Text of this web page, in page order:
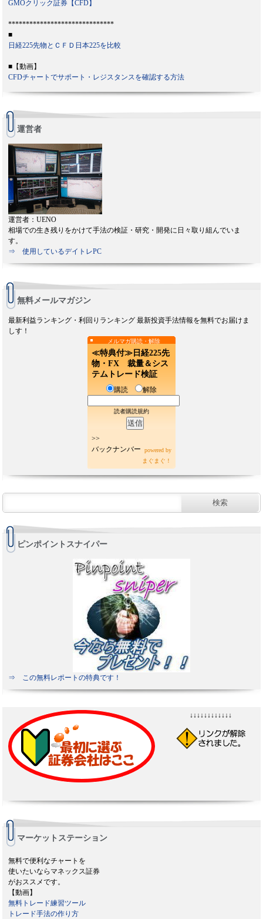
GMOクリック証券【CFD】
******************************
■
日経225先物とＣＦＤ日本225を比較
■【動画】
CFDチャートでサポート・レジスタンスを確認する方法
運営者
運営者：UENO
相場での生き残りをかけて手法の検証・研究・開発に日々取り組んでいま
す。
⇒ 使用しているデイトレPC
無料メールマガジン
最新利益ランキング・利回りランキング 最新投資手法情報を無料でお届けま
しす！
メルマガ購読・解除
≪特典付≫日経225先
物・FX 裁量＆シス
テムトレード検証
購読 解除
読者購読規約
>>
バックナンバー
powered by
まぐまぐ！
ピンポイントスナイパー
⇒ この無料レポートの特典です！
↓↓↓↓↓↓↓↓↓↓↓↓
マーケットステーション
無料で便利なチャートを
使いたいならマネックス証券
がおススメです。
【動画】
無料トレード練習ツール
トレード手法の作り方